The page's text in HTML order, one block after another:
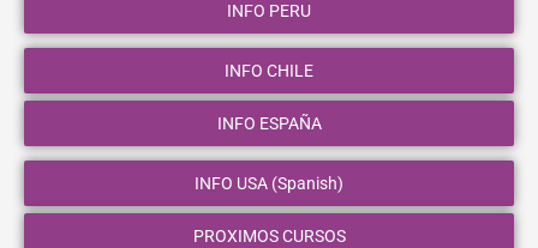
INFO PERU
INFO CHILE
INFO ESPAÑA
INFO USA (Spanish)
PROXIMOS CURSOS